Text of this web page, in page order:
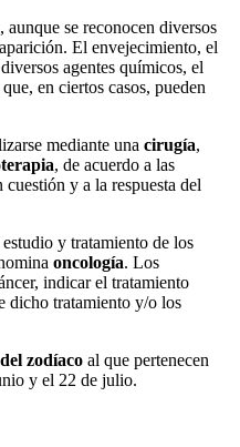
aunque se reconocen diversos
El envejecimiento, el
agentes químicos, el
en ciertos casos, pueden
mediante una cirugía,
, de acuerdo a las
y a la respuesta del
y tratamiento de los
oncología. Los
indicar el tratamiento
dicho tratamiento y/o los
zodíaco al que pertenecen
y el 22 de julio.